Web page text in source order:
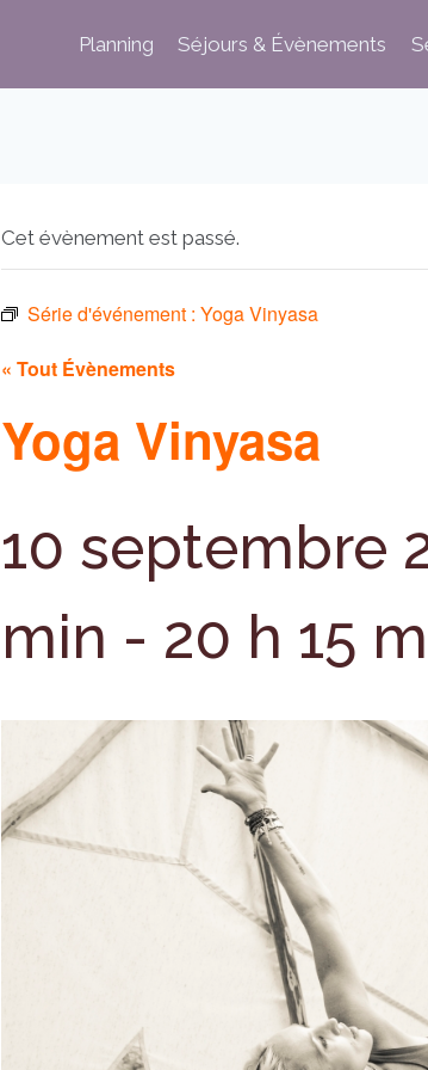
Planning Séjours & Évènements
Cet évènement est passé.
Série d'événement : Yoga Vinyasa
« Tout Évènements
Yoga Vinyasa
10 septembre
min - 20 h 15